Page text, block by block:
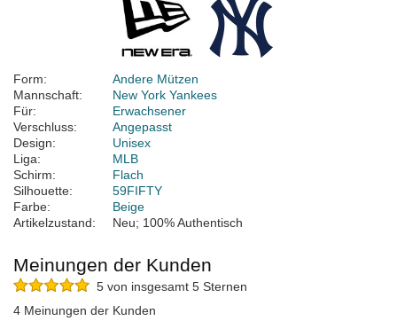
Form:
Andere Mützen
Mannschaft:
New York Yankees
Für:
Erwachsener
Verschluss:
Angepasst
Design:
Unisex
Liga:
MLB
Schirm:
Flach
Silhouette:
59FIFTY
Farbe:
Beige
Artikelzustand:
Neu; 100% Authentisch
Meinungen der Kunden
5 von insgesamt 5 Sternen
4 Meinungen der Kunden